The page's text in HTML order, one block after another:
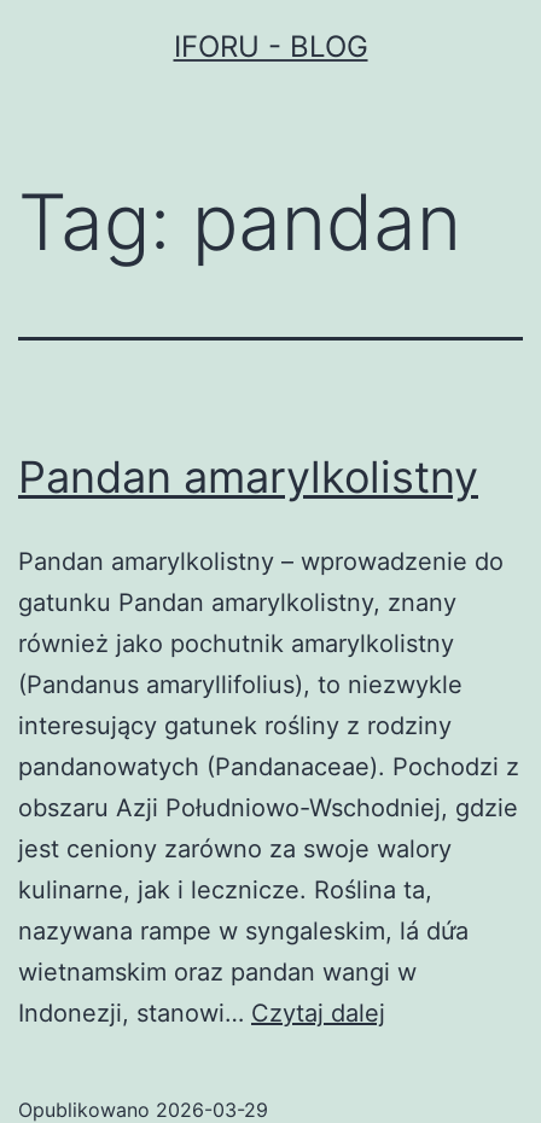
IFORU - BLOG
Tag: pandan
Pandan amarylkolistny
Pandan amarylkolistny – wprowadzenie do
gatunku Pandan amarylkolistny, znany
również jako pochutnik amarylkolistny
(Pandanus amaryllifolius), to niezwykle
interesujący gatunek rośliny z rodziny
pandanowatych (Pandanaceae). Pochodzi z
obszaru Azji Południowo-Wschodniej, gdzie
jest ceniony zarówno za swoje walory
kulinarne, jak i lecznicze. Roślina ta,
nazywana rampe w syngaleskim, lá dứa
wietnamskim oraz pandan wangi w
Indonezji, stanowi… Czytaj dalej
Opublikowano 2026-03-29